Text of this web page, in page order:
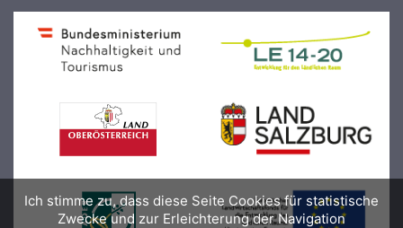
Ich stimme zu, dass diese Seite Cookies für statistische
Zwecke und zur Erleichterung der Navigation